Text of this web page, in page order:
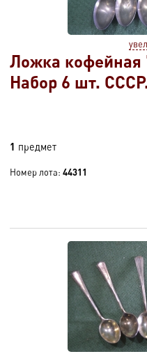
Ложка
Набор 6 шт.
1 предмет
Номер лота: 44311